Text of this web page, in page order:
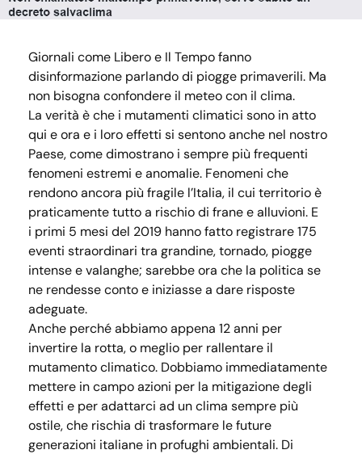
Giornali come Libero e Il Tempo fanno
disinformazione parlando di piogge primaverili. Ma
non bisogna confondere il meteo con il clima.
La verità è che i mutamenti climatici sono in atto
qui e ora e i loro effetti si sentono anche nel nostro
Paese, come dimostrano i sempre più frequenti
fenomeni estremi e anomalie. Fenomeni che
rendono ancora più fragile l’Italia, il cui territorio è
praticamente tutto a rischio di frane e alluvioni. E
i primi 5 mesi del 2019 hanno fatto registrare 175
eventi straordinari tra grandine, tornado, piogge
intense e valanghe; sarebbe ora che la politica se
ne rendesse conto e iniziasse a dare risposte
adeguate.
Anche perché abbiamo appena 12 anni per
invertire la rotta, o meglio per rallentare il
mutamento climatico. Dobbiamo immediatamente
mettere in campo azioni per la mitigazione degli
effetti e per adattarci ad un clima sempre più
ostile, che rischia di trasformare le future
generazioni italiane in profughi ambientali. Di